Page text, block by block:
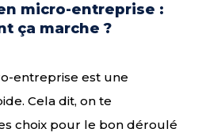
micro-entreprise :
ça marche ?
entreprise est une
Cela dit, on te
choix pour le bon déroulé